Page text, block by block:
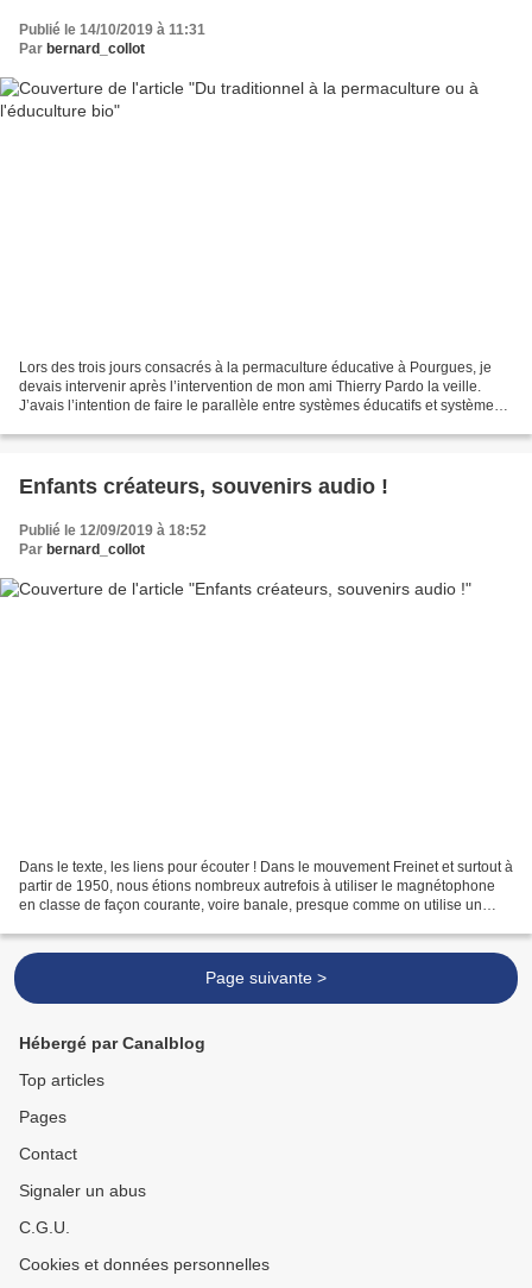
Publié le 14/10/2019 à 11:31
Par bernard_collot
Lors des trois jours consacrés à la permaculture éducative à Pourgues, je
devais intervenir après l’intervention de mon ami Thierry Pardo la veille.
J’avais l’intention de faire le parallèle entre systèmes éducatifs et systèmes
Enfants créateurs, souvenirs audio !
Publié le 12/09/2019 à 18:52
Par bernard_collot
Dans le texte, les liens pour écouter ! Dans le mouvement Freinet et surtout à
partir de 1950, nous étions nombreux autrefois à utiliser le magnétophone
en classe de façon courante, voire banale, presque comme on utilise un
Page suivante >
Hébergé par Canalblog
Top articles
Pages
Contact
Signaler un abus
C.G.U.
Cookies et données personnelles